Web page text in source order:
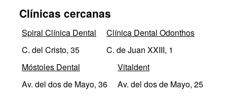
Clínicas cercanas
Spiral Clínica Dental
C. del Cristo, 35
Clínica Dental Odonthos
C. de Juan XXIII, 1
Móstoles Dental
Av. del dos de Mayo, 36
Vitaldent
Av. del dos de Mayo, 25